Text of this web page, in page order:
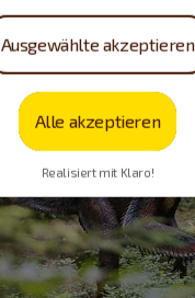
Ausgewählte akzeptieren
Alle akzeptieren
Realisiert mit Klaro!